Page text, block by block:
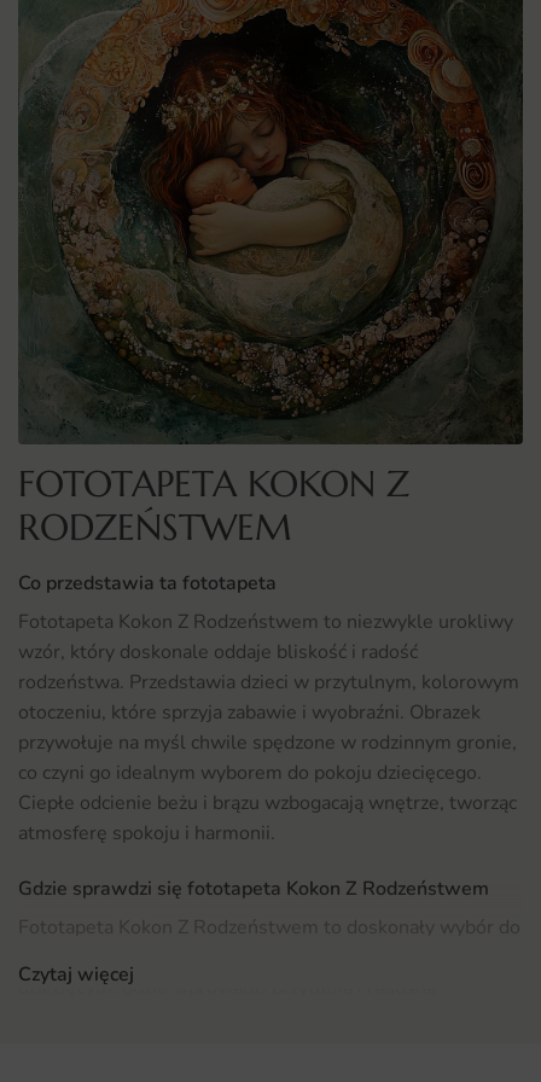
FOTOTAPETA KOKON Z
RODZEŃSTWEM
Co przedstawia ta fototapeta
Fototapeta Kokon Z Rodzeństwem to niezwykle urokliwy
wzór, który doskonale oddaje bliskość i radość
rodzeństwa. Przedstawia dzieci w przytulnym, kolorowym
otoczeniu, które sprzyja zabawie i wyobraźni. Obrazek
przywołuje na myśl chwile spędzone w rodzinnym gronie,
co czyni go idealnym wyborem do pokoju dziecięcego.
Ciepłe odcienie beżu i brązu wzbogacają wnętrze, tworząc
atmosferę spokoju i harmonii.
Gdzie sprawdzi się fototapeta Kokon Z Rodzeństwem
Fototapeta Kokon Z Rodzeństwem to doskonały wybór do
dziecięcym, gdzie wprowadzi przytulną i radosną
Czytaj więcej